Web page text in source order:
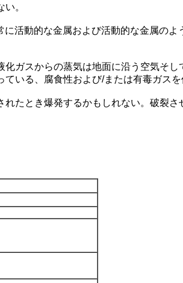
。
活動的な金属および活動的な金属の
ガスからの蒸気は地面に沿う空気そ
いる、腐食性および/または有毒ガスを
たとき爆発するかもしれない。破裂さ